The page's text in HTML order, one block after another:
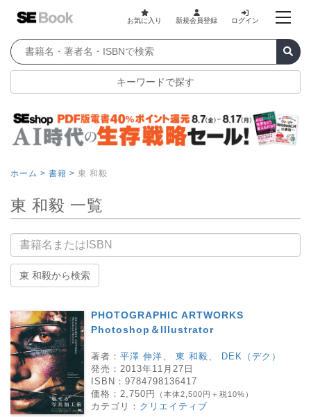
お気に入り 新規会員登録 ログイン
キーワードで探す
ホーム > 書籍 > 東 和毅
東 和毅 一覧
書籍名
東 和毅から検索
PHOTOGRAPHIC ARTWORKS
Photoshop＆Illustrator
著者： 平澤 伸洋 東 和毅
DEK（デク）
発売： 2013年11月27日
ISBN： 9784798136417
価格： 2,750円 （本体2,500円＋税10%）
カテゴリ： クリエイティブ